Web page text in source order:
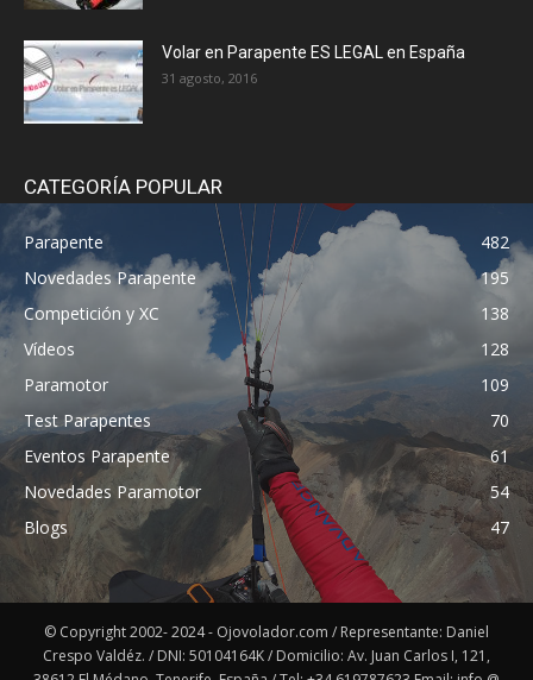
Volar en Parapente ES LEGAL en España
31 agosto, 2016
CATEGORÍA POPULAR
Parapente
482
Novedades Parapente
195
Competición y XC
138
Vídeos
128
Paramotor
109
Test Parapentes
70
Eventos Parapente
61
Novedades Paramotor
54
Blogs
47
© Copyright 2002- 2024 - Ojovolador.com / Representante: Daniel
Crespo Valdéz. / DNI: 50104164K / Domicilio: Av. Juan Carlos I, 121,